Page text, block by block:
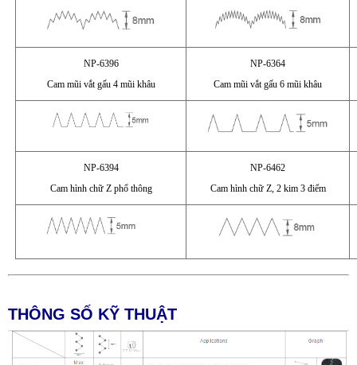
NP-6396
Cam mũi vắt gấu 4 mũi khâu
NP-6364
Cam mũi vắt gấu 6 mũi khâu
NP-6394
Cam hình chữ Z phổ thông
NP-6462
Cam hình chữ Z, 2 kim 3 điểm
THÔNG SỐ KỸ THUẬT